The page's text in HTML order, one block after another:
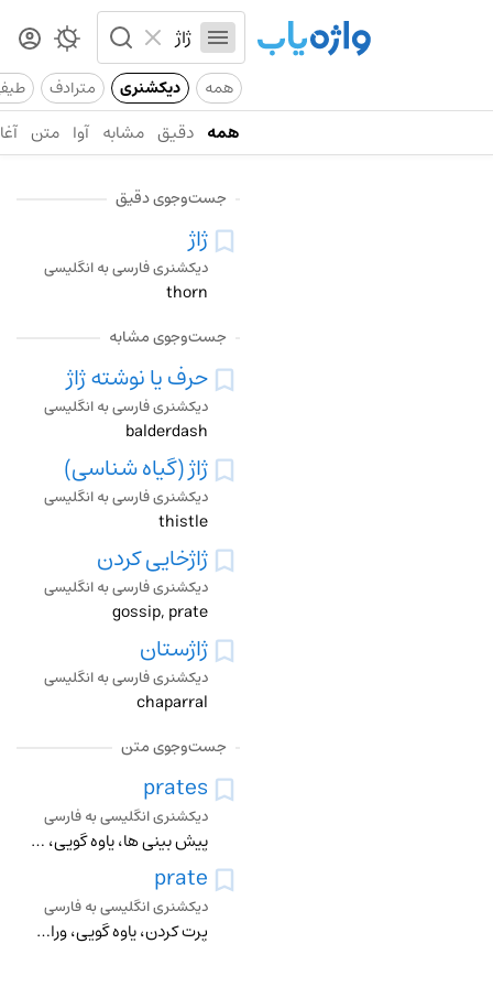
همه دیکشنری مترادف
همه دقیق مشابه آوا متن
جست‌وجوی دقیق
ژاژ
دیکشنری فارسی به انگلیسی
thorn
جست‌وجوی مشابه
حرف یا نوشته ژاژ
دیکشنری فارسی به انگلیسی
balderdash
ژاژ (گیاه شناسی)
دیکشنری فارسی به انگلیسی
thistle
ژاژخایی کردن
دیکشنری فارسی به انگلیسی
gossip, prate
ژاژستان
دیکشنری فارسی به انگلیسی
chaparral
جست‌وجوی متن
prates
دیکشنری انگلیسی به فارسی
پیش بینی ها، یاوه گویی، وراجی، پچ پچ، ورور، پرگویی، ژاژخایی، عبارت سازی، هرزه درایی کردن، یاوه گویی کردن، وراجی کردن
prate
دیکشنری انگلیسی به فارسی
پرت کردن، یاوه گویی، وراجی، پچ پچ، ورور، پرگویی، ژاژخایی، عبارت سازی، هرزه درایی کردن، یاوه گویی کردن، وراجی کردن